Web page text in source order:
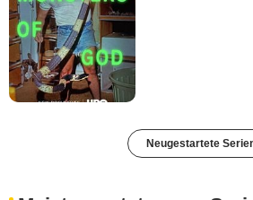
Neugestartete